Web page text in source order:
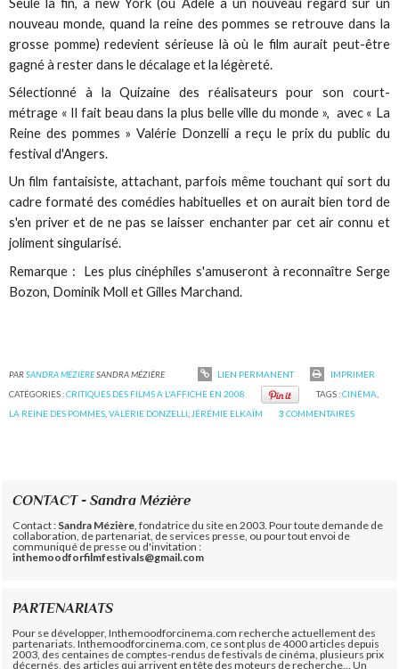
Seule la fin, à new York (où Adèle a un nouveau regard sur un
nouveau monde, quand la reine des pommes se retrouve dans la
grosse pomme) redevient sérieuse là où le film aurait peut-être
gagné à rester dans le décalage et la légèreté.
Sélectionné à la Quizaine des réalisateurs pour son court-
métrage « Il fait beau dans la plus belle ville du monde », avec « La
Reine des pommes » Valérie Donzelli a reçu le prix du public du
festival d'Angers.
Un film fantaisiste, attachant, parfois même touchant qui sort du
cadre formaté des comédies habituelles et on aurait bien tord de
s'en priver et de ne pas se laisser enchanter par cet air connu et
joliment singularisé.
Remarque : Les plus cinéphiles s'amuseront à reconnaître Serge
Bozon, Dominik Moll et Gilles Marchand.
PARSANDRA MÉZIÈRESANDRA MÉZIÈRE LIEN PERMANENT
IMPRIMER
CATÉGORIES :CRITIQUES DES FILMS A L'AFFICHE EN 2008 TAGS :CINÉMA
LA REINE DES POMMES ,VALÉRIE DONZELLI JÉRÉMIE ELKAÏM 3 COMMENTAIRES
CONTACT - Sandra Mézière
Contact : Sandra Mézière , fondatrice du site en 2003. Pour toute demande de
collaboration, de partenariat, de services presse, ou pour tout envoi de
communiqué de presse ou d'invitation :
inthemoodforfilmfestivals@gmail.com
PARTENARIATS
Pour se développer, Inthemoodforcinema.com recherche actuellement des
partenariats. Inthemoodforcinema.com, ce sont plus de 4000 articles depuis
2003, des centaines de comptes-rendus de festivals de cinéma, plusieurs prix
décernés, des articles qui arrivent en tête des moteurs de recherche... Un